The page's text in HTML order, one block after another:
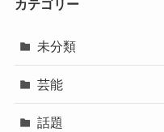
カテゴリー
未分類
芸能
話題